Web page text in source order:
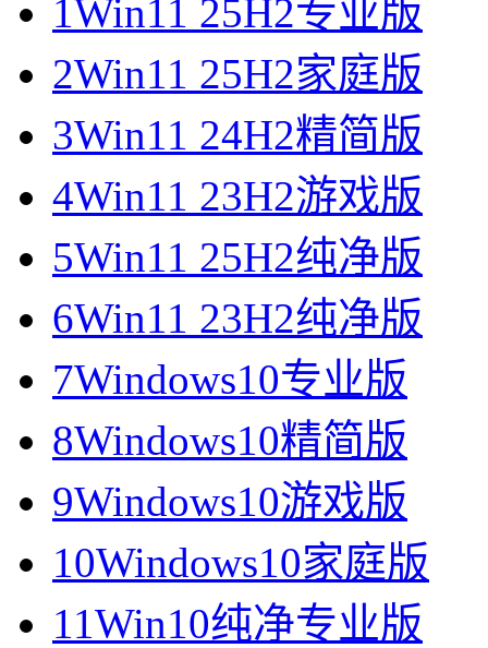
1Win11 25H2专业版
2Win11 25H2家庭版
3Win11 24H2精简版
4Win11 23H2游戏版
5Win11 25H2纯净版
6Win11 23H2纯净版
7Windows10专业版
8Windows10精简版
9Windows10游戏版
10Windows10家庭版
11Win10纯净专业版